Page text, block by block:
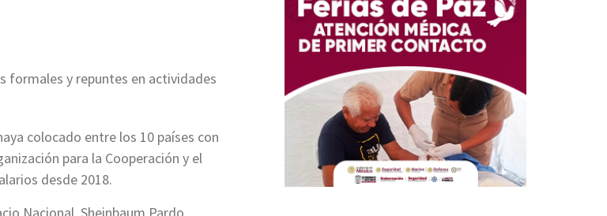
formales y repuntes en actividades
colocado entre los 10 países con
para la Cooperación y el
desde 2018.
Nacional, Sheinbaum Pardo